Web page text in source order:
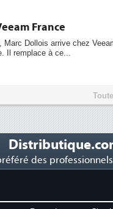
France
Marc Dollois arrive chez
Il remplace à ce...
des